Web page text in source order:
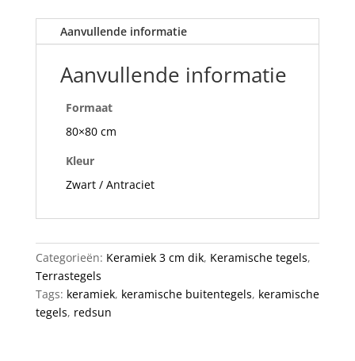
Aanvullende informatie
Aanvullende informatie
Formaat
80×80 cm
Kleur
Zwart / Antraciet
Categorieën: Keramiek 3 cm dik, Keramische tegels,
Terrastegels
Tags: keramiek, keramische buitentegels, keramische
tegels, redsun